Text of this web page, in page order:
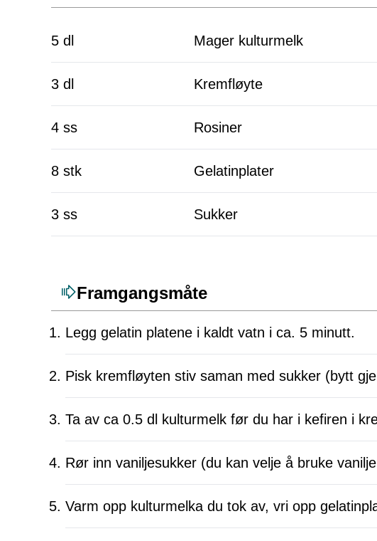
5 dl Mager kulturmelk
3 dl Kremfløyte
4 ss Rosiner
8 stk Gelatinplater
3 ss Sukker
Framgangsmåte
Legg gelatin platene i kaldt vatn i ca. 5 minutt.
Pisk kremfløyten stiv saman med sukker (bytt
Ta av ca 0.5 dl kulturmelk før du har i kefiren i
Rør inn vaniljesukker (du kan velje å bruke
Varm opp kulturmelka du tok av, vri opp